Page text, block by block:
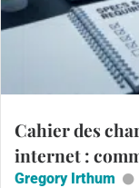
Cahier des
internet :
Gregory Irthum